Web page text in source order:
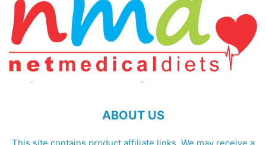
ABOUT US
This site contains product affiliate links. We may receive a